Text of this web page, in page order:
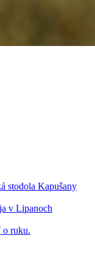
stodola Kapušany
v Lipanoch
o ruku.